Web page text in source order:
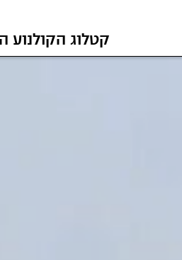
קטלוג הקולנוע